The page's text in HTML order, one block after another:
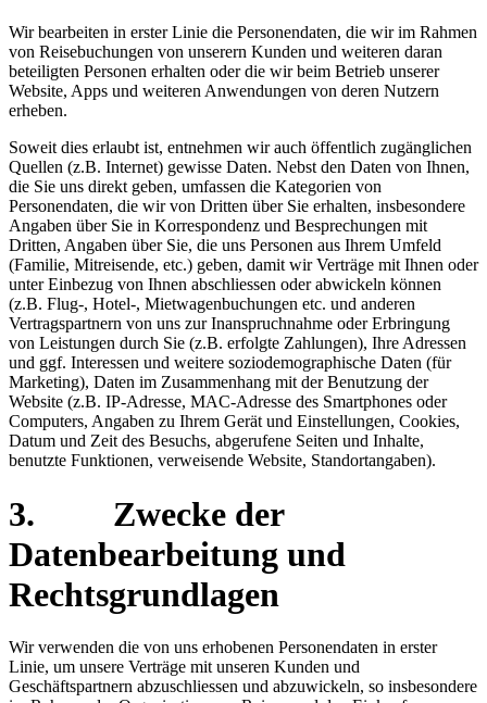
Wir bearbeiten in erster Linie die Personendaten, die wir im Rahmen
von Reisebuchungen von unserern Kunden und weiteren daran
beteiligten Personen erhalten oder die wir beim Betrieb unserer
Website, Apps und weiteren Anwendungen von deren Nutzern
erheben.
Soweit dies erlaubt ist, entnehmen wir auch öffentlich zugänglichen
Quellen (z.B. Internet) gewisse Daten. Nebst den Daten von Ihnen,
die Sie uns direkt geben, umfassen die Kategorien von
Personendaten, die wir von Dritten über Sie erhalten, insbesondere
Angaben über Sie in Korrespondenz und Besprechungen mit
Dritten, Angaben über Sie, die uns Personen aus Ihrem Umfeld
(Familie, Mitreisende, etc.) geben, damit wir Verträge mit Ihnen oder
unter Einbezug von Ihnen abschliessen oder abwickeln können
(z.B. Flug-, Hotel-, Mietwagenbuchungen etc. und anderen
Vertragspartnern von uns zur Inanspruchnahme oder Erbringung
von Leistungen durch Sie (z.B. erfolgte Zahlungen), Ihre Adressen
und ggf. Interessen und weitere soziodemographische Daten (für
Marketing), Daten im Zusammenhang mit der Benutzung der
Website (z.B. IP-Adresse, MAC-Adresse des Smartphones oder
Computers, Angaben zu Ihrem Gerät und Einstellungen, Cookies,
Datum und Zeit des Besuchs, abgerufene Seiten und Inhalte,
benutzte Funktionen, verweisende Website, Standortangaben).
3. Zwecke der
Datenbearbeitung und
Rechtsgrundlagen
Wir verwenden die von uns erhobenen Personendaten in erster
Linie, um unsere Verträge mit unseren Kunden und
Geschäftspartnern abzuschliessen und abzuwickeln, so insbesondere